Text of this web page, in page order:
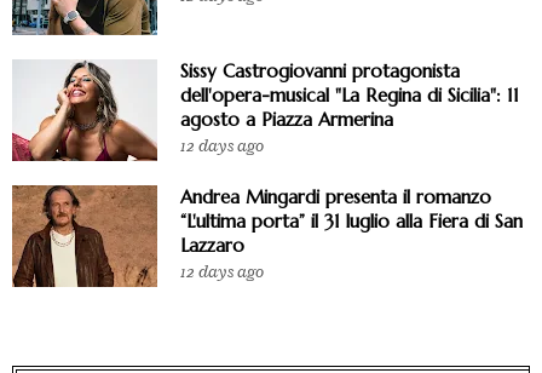
Sissy Castrogiovanni protagonista
dell'opera-musical "La Regina di Sicilia": 11
agosto a Piazza Armerina
12 days ago
Andrea Mingardi presenta il romanzo
“L'ultima porta” il 31 luglio alla Fiera di San
Lazzaro
12 days ago